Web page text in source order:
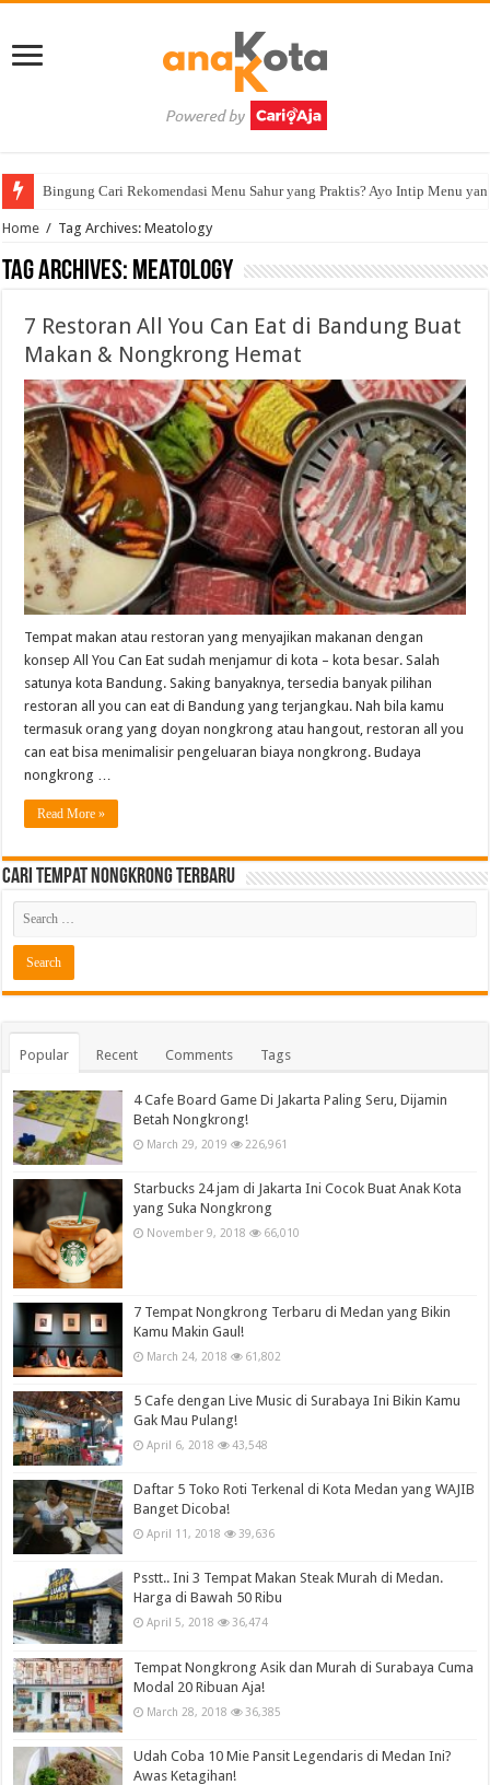
Bingung Cari Rekomendasi Menu Sahur yang Praktis? Ayo Intip Menu
Home / Tag Archives: Meatology
Tag Archives: Meatology
7 Restoran All You Can Eat di Bandung Buat
Makan & Nongkrong Hemat
Tempat makan atau restoran yang menyajikan makanan dengan
konsep All You Can Eat sudah menjamur di kota – kota besar. Salah
satunya kota Bandung. Saking banyaknya, tersedia banyak pilihan
restoran all you can eat di Bandung yang terjangkau. Nah bila kamu
termasuk orang yang doyan nongkrong atau hangout, restoran all you
can eat bisa menimalisir pengeluaran biaya nongkrong. Budaya
nongkrong …
Read More »
Cari Tempat Nongkrong Terbaru
Popular Recent Comments Tags
4 Cafe Board Game Di Jakarta Paling Seru, Dijamin
Betah Nongkrong!
March 29, 2019 226,961
Starbucks 24 jam di Jakarta Ini Cocok Buat Anak Kota
yang Suka Nongkrong
November 9, 2018 66,010
7 Tempat Nongkrong Terbaru di Medan yang Bikin
Kamu Makin Gaul!
March 24, 2018 61,802
5 Cafe dengan Live Music di Surabaya Ini Bikin Kamu
Gak Mau Pulang!
April 6, 2018 43,548
Daftar 5 Toko Roti Terkenal di Kota Medan yang WAJIB
Banget Dicoba!
April 11, 2018 39,636
Psstt.. Ini 3 Tempat Makan Steak Murah di Medan.
Harga di Bawah 50 Ribu
April 5, 2018 36,474
Tempat Nongkrong Asik dan Murah di Surabaya Cuma
Modal 20 Ribuan Aja!
March 28, 2018 36,385
Udah Coba 10 Mie Pansit Legendaris di Medan Ini?
Awas Ketagihan!